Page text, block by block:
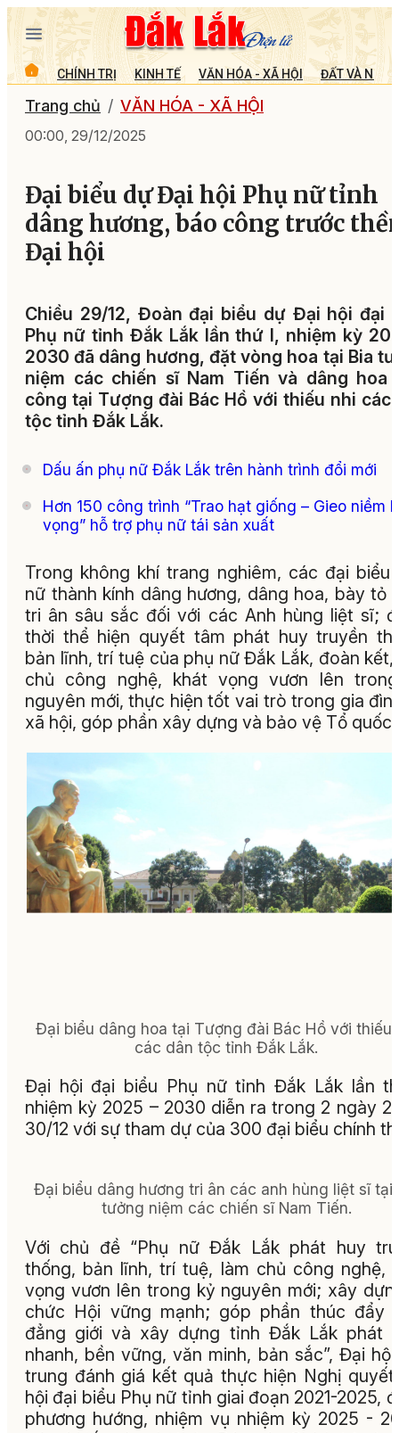
CHÍNH TRỊ KINH TẾ VĂN HÓA - XÃ HỘI ĐẤT VÀ
Trang chủ VĂN HÓA - XÃ HỘI
00:00, 29/12/2025
Đại biểu dự Đại hội Phụ nữ tỉnh
dâng hương, báo công trước
Đại hội
Chiều 29/12, Đoàn đại biểu dự Đại hội đại
Phụ nữ tỉnh Đắk Lắk lần thứ I, nhiệm kỳ
2030 đã dâng hương, đặt vòng hoa tại Bia
niệm các chiến sĩ Nam Tiến và dâng hoa
công tại Tượng đài Bác Hồ với thiếu nhi các
tộc tỉnh Đắk Lắk.
Dấu ấn phụ nữ Đắk Lắk trên hành trình đổi mới
Hơn 150 công trình “Trao hạt giống – Gieo niềm
vọng” hỗ trợ phụ nữ tái sản xuất
Trong không khí trang nghiêm, các đại biểu
nữ thành kính dâng hương, dâng hoa, bày tỏ
tri ân sâu sắc đối với các Anh hùng liệt sĩ;
thời thể hiện quyết tâm phát huy truyền
bản lĩnh, trí tuệ của phụ nữ Đắk Lắk, đoàn kết,
chủ công nghệ, khát vọng vươn lên
nguyên mới, thực hiện tốt vai trò trong gia
xã hội, góp phần xây dựng và bảo vệ Tổ quốc.
Đại biểu dâng hoa tại Tượng đài Bác Hồ với thiếu
các dân tộc tỉnh Đắk Lắk.
Đại hội đại biểu Phụ nữ tỉnh Đắk Lắk lần
nhiệm kỳ 2025 – 2030 diễn ra trong 2 ngày
30/12 với sự tham dự của 300 đại biểu chính
Đại biểu dâng hương tri ân các anh hùng liệt sĩ tại
tưởng niệm các chiến sĩ Nam Tiến.
Với chủ đề “Phụ nữ Đắk Lắk phát huy
thống, bản lĩnh, trí tuệ, làm chủ công nghệ,
vọng vươn lên trong kỷ nguyên mới; xây
chức Hội vững mạnh; góp phần thúc đẩy
đẳng giới và xây dựng tỉnh Đắk Lắk phát
nhanh, bền vững, văn minh, bản sắc”, Đại
trung đánh giá kết quả thực hiện Nghị
hội đại biểu Phụ nữ tỉnh giai đoạn 2021-2025,
phương hướng, nhiệm vụ nhiệm kỳ 2025 -